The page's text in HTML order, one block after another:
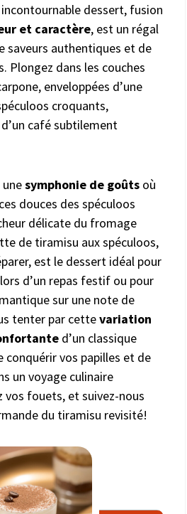
dessert, fusion
et caractère, est un régal
saveurs authentiques et de
Plongez dans les couches
enveloppées d’une
croquants,
café subtilement
symphonie de goûts où
douces des spéculoos
délicate du fromage
de tiramisu aux spéculoos,
est le dessert idéal pour
d’un repas festif ou pour
sur une note de
tenter par cettevariation
d’un classique
vos papilles et de
un voyage culinaire
vos fouets, et suivez-nous
du tiramisu revisité!